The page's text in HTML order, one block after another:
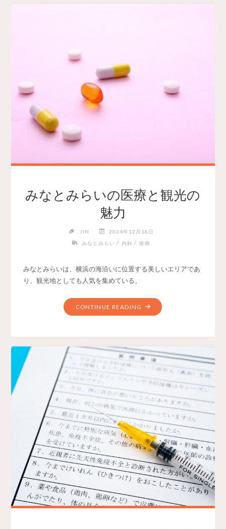
みなとみらいの医療と観光の
魅力
JIN
2024年12月18日
みなとみらい / 内科 / 医療
みなとみらいは、横浜の海沿いに位置する美しいエリアであ
り、観光地としても人気を集めている。
CONTINUE READING